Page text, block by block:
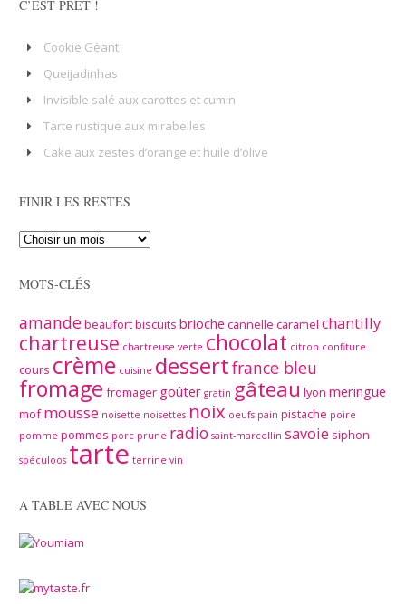
C’EST PRÊT !
Cookie Géant
Queijadinhas
Invisible salé aux carottes et cumin
Tarte rustique aux mirabelles
Cake aux zestes d’orange et huile d’olive
FINIR LES RESTES
MOTS-CLÉS
amandebeaufortbiscuits brioche cannelle caramel chantilly
chartreuse chartreuse verte chocolat citron confiture
cours crème cuisine dessertfrance bleu
fromage fromager goûter gratin gâteau lyon meringue
mof mousse noisette noisettes noix oeufs pain pistache poire
pomme pommes porc prune radio saint-marcellin savoie siphon
spéculoos tarte terrine vin
A TABLE AVEC NOUS